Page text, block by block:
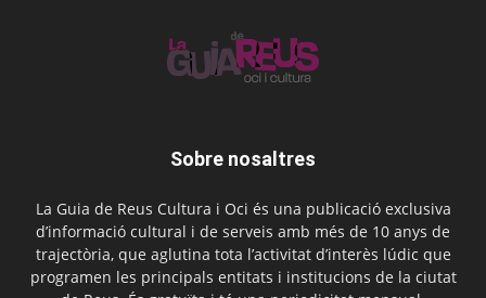
Sobre nosaltres
La Guia de Reus Cultura i Oci és una publicació exclusiva
d’informació cultural i de serveis amb més de 10 anys de
trajectòria, que aglutina tota l’activitat d’interès lúdic que
programen les principals entitats i institucions de la ciutat